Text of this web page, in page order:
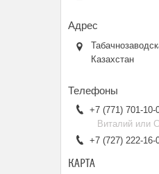
Казахстан
+7 (771) 701-10-
Виталий или
+7 (727) 222-16-
КАРТА